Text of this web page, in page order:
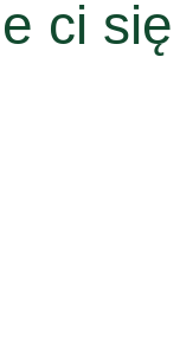
ci